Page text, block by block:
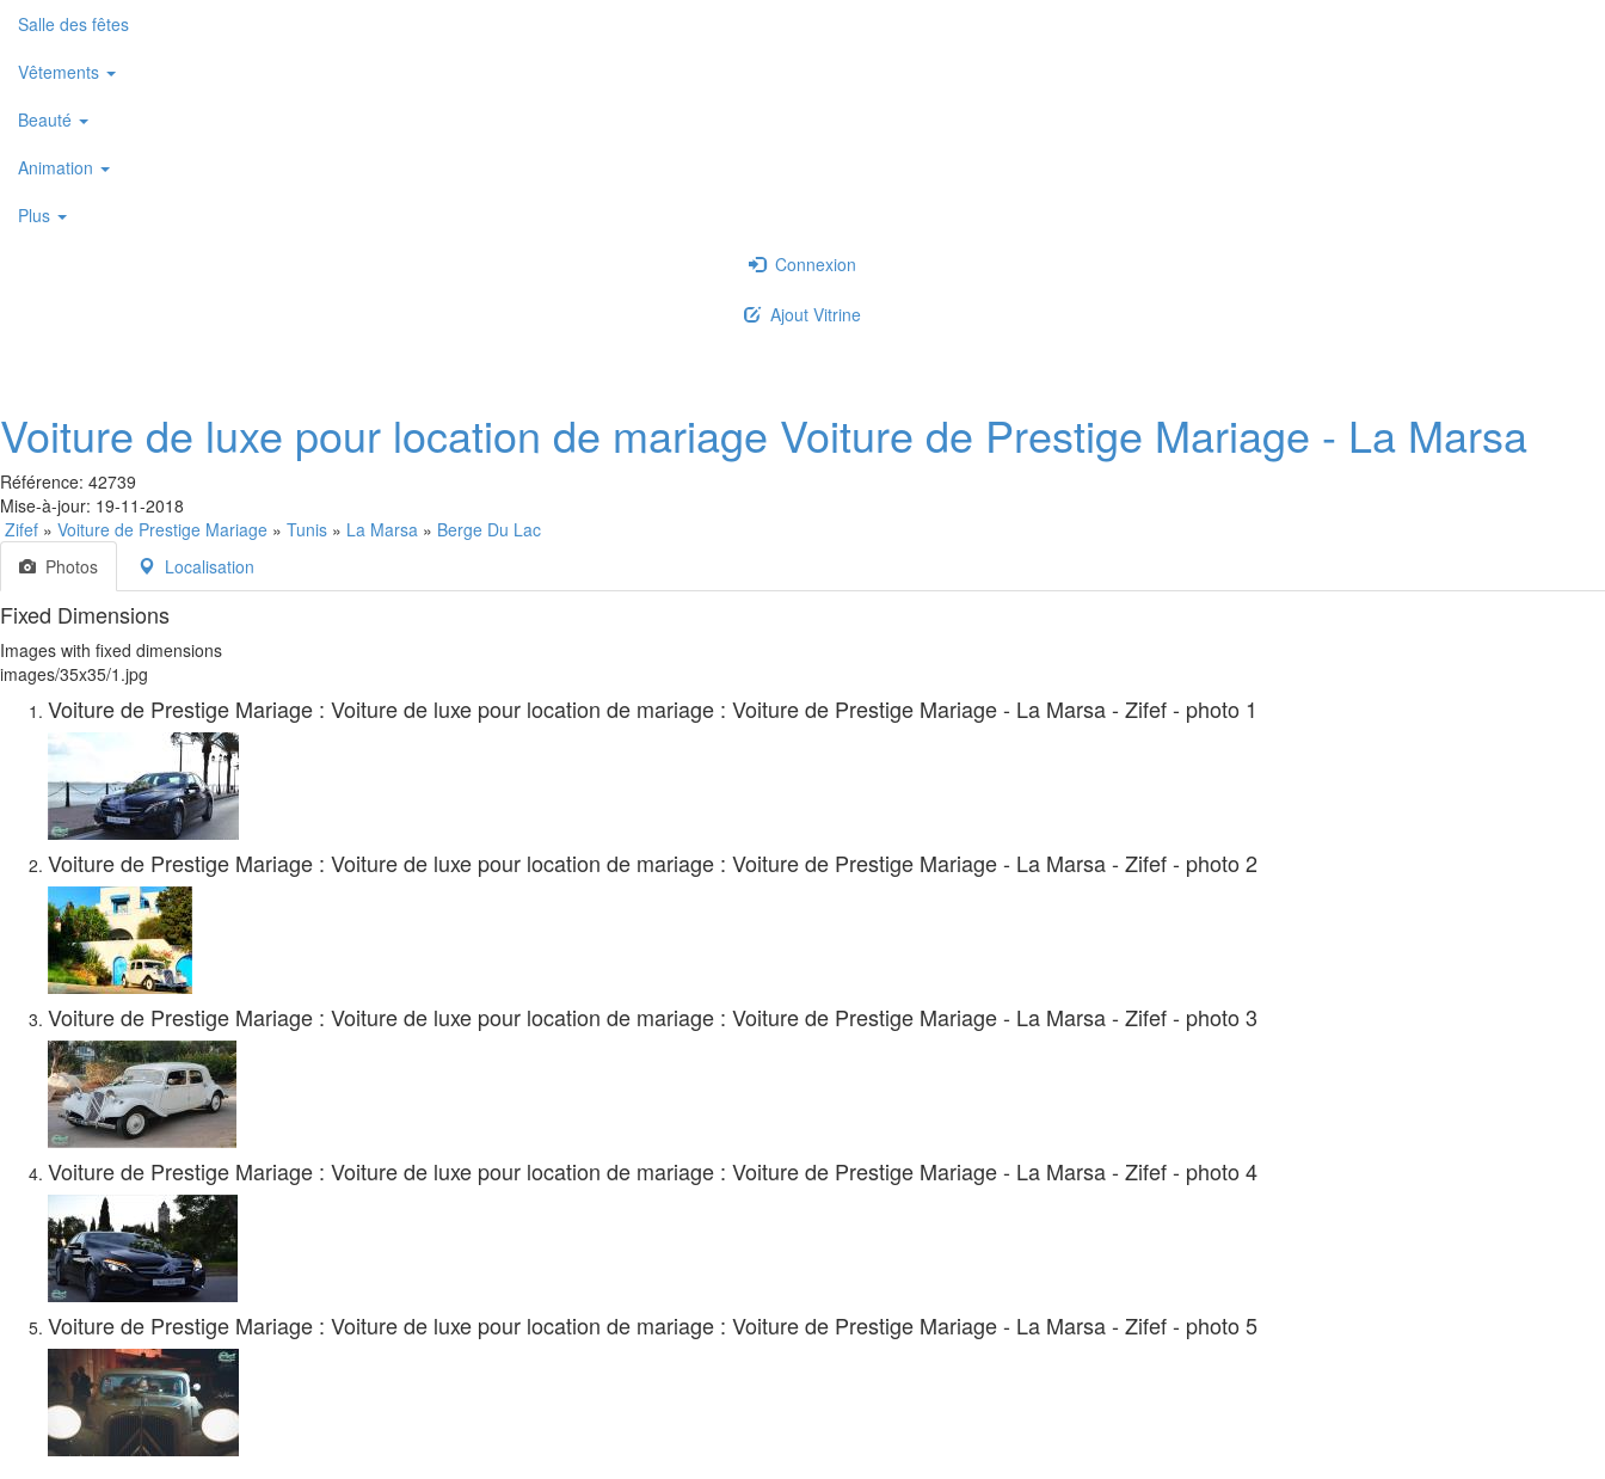
Salle des fêtes
Vêtements
Beauté
Animation
Plus
Connexion
Ajout Vitrine
Voiture de luxe pour location de mariage Voiture de Prestige Mariage - La Marsa
Référence: 42739
Mise-à-jour: 19-11-2018
Zifef » Voiture de Prestige Mariage » Tunis » La Marsa » Berge Du Lac
Photos
Localisation
Fixed Dimensions
Images with fixed dimensions
images/35x35/1.jpg
Voiture de Prestige Mariage : Voiture de luxe pour location de mariage : Voiture de Prestige Mariage - La Marsa - Zifef - photo 1
Voiture de Prestige Mariage : Voiture de luxe pour location de mariage : Voiture de Prestige Mariage - La Marsa - Zifef - photo 2
Voiture de Prestige Mariage : Voiture de luxe pour location de mariage : Voiture de Prestige Mariage - La Marsa - Zifef - photo 3
Voiture de Prestige Mariage : Voiture de luxe pour location de mariage : Voiture de Prestige Mariage - La Marsa - Zifef - photo 4
Voiture de Prestige Mariage : Voiture de luxe pour location de mariage : Voiture de Prestige Mariage - La Marsa - Zifef - photo 5